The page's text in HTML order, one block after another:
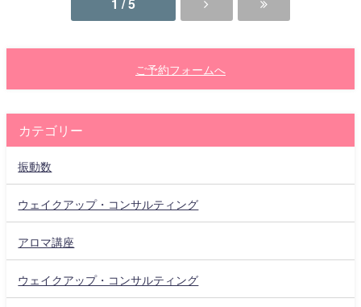
ご予約フォームへ
カテゴリー
振動数
ウェイクアップ・コンサルティング
アロマ講座
ウェイクアップ・コンサルティング